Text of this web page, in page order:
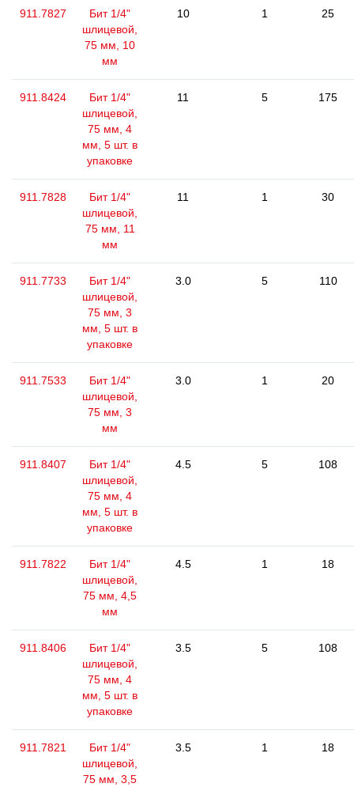
911.7827
Бит 1/4"
шлицевой,
75 мм, 10
мм
10 1 25
911.8424
Бит 1/4"
шлицевой,
75 мм, 4
мм, 5 шт. в
упаковке
11 5 175
911.7828
Бит 1/4"
шлицевой,
75 мм, 11
мм
11 1 30
911.7733
Бит 1/4"
шлицевой,
75 мм, 3
мм, 5 шт. в
упаковке
3.0 5 110
911.7533
Бит 1/4"
шлицевой,
75 мм, 3
мм
3.0 1 20
911.8407
Бит 1/4"
шлицевой,
75 мм, 4
мм, 5 шт. в
упаковке
4.5 5 108
911.7822
Бит 1/4"
шлицевой,
75 мм, 4,5
мм
4.5 1 18
911.8406
Бит 1/4"
шлицевой,
75 мм, 4
мм, 5 шт. в
упаковке
3.5 5 108
911.7821
Бит 1/4"
шлицевой,
75 мм, 3,5
3.5 1 18